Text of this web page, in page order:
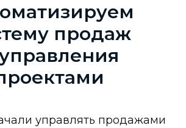
продаж
управлять продажами